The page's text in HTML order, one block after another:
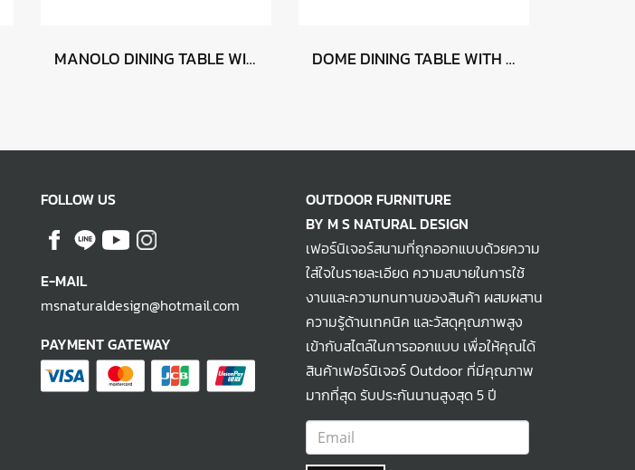
MANOLO DINING TABLE WITH MANITOBA DOME DINING TABLE WITH HERA CHAIRS
FOLLOW US
E-MAIL
msnaturaldesign@hotmail.com
PAYMENT GATEWAY
OUTDOOR FURNITURE
BY M S NATURAL DESIGN
เฟอร์นิเจอร์สนามที่ถูกออกแบบด้วยความ
ใส่ใจในรายละเอียด ความสบายในการใช้
งานและความทนทานของสินค้า ผสมผสาน
ความรู้ด้านเทคนิค และวัสดุคุณภาพสูง
เข้ากับสไตล์ในการออกแบบ เพื่อให้คุณได้
สินค้าเฟอร์นิเจอร์ Outdoor ที่มีคุณภาพ
มากที่สุด รับประกันนานสูงสุด 5 ปี